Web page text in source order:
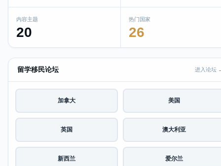
内容主题
20
热门国家
26
留学移民论坛 进入论坛
加拿大 美国
英国 澳大利亚
新西兰 爱尔兰